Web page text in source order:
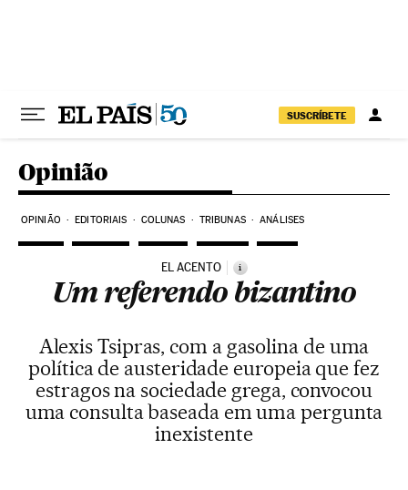
SUSCRÍBETE
Opinião
OPINIÃO EDITORIAIS COLUNAS TRIBUNAS ANÁLISES
EL ACENTO i
Um referendo bizantino
Alexis Tsipras, com a gasolina de uma
política de austeridade europeia que fez
estragos na sociedade grega, convocou
uma consulta baseada em uma pergunta
inexistente